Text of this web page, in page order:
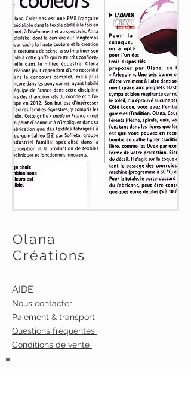
Olana
Créations
AIDE
Nous contacter
Paiement & transport
Questions fréquentes
Conditions de vente